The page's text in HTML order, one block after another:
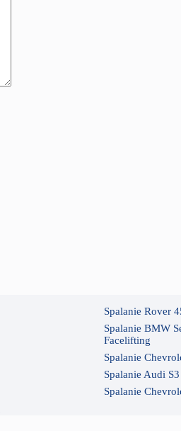
Spalanie Rover
Spalanie BMW
Facelifting
Spalanie
Spalanie Audi
Spalanie